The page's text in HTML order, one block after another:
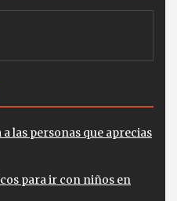
las personas que aprecias
para ir con niños en